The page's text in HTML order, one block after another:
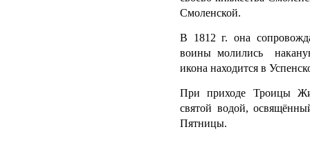
Смоленской.
В 1812 г. она
воины молились
икона находится в
При приходе Троицы
святой водой,
Пятницы.